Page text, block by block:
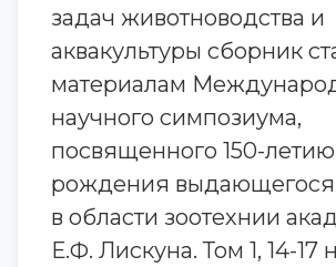
задач животноводства и
аквакультуры сборник
материалам
научного симпозиума,
посвященного 150-
рождения выдающегося
в области зоотехнии
Е.Ф. Лискуна. Том 1, 14-17